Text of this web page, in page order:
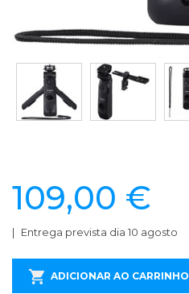
109,00 €
Entrega prevista dia 10 agosto
ADICIONAR AO CARRINHO